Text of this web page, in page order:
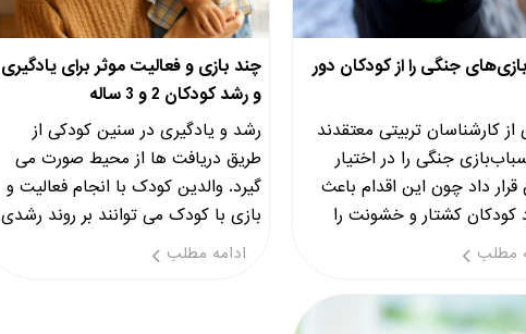
جنگی را از کودکان دور
از کارشناسان تربیتی معتقدند
جنگی را در اختیار
قرار داد چون این اقدام باعث
کشتار و خشونت را
حل بپندارند.
مطلب
چند بازی و فعالیت موثر برای یادگیری
و رشد کودکان 2 و 3 ساله
رشد و یادگیری در سنین کودکی از
طریق دریافت ها از محیط صورت می
گیرد. والدین کودک با انجام فعالیت و
بازی با کودک می توانند بر روند رشدی
کودک خود بسیار موثر باشند
ادامه مطلب